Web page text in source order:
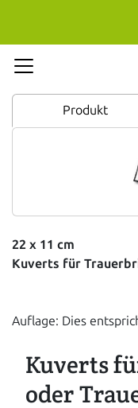
Produkt
22 x 11 cm
Kuverts für
Auflage: Dies
Kuverts
oder